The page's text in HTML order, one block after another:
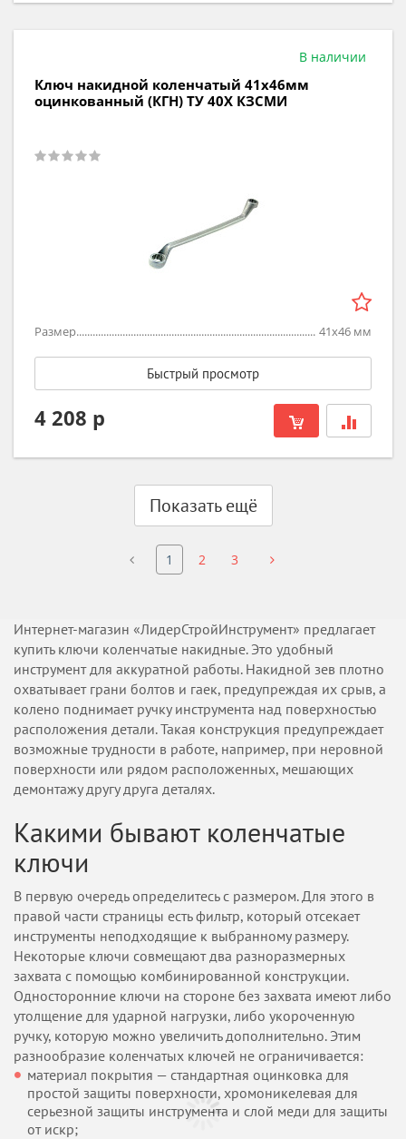
В наличии
Ключ накидной коленчатый 41х46мм
оцинкованный (КГН) ТУ 40Х КЗСМИ
Размер 41х46 мм
Быстрый просмотр
4 208 р
Показать ещё
1 2 3
Интернет-магазин «ЛидерСтройИнструмент» предлагает
купить ключи коленчатые накидные. Это удобный
инструмент для аккуратной работы. Накидной зев плотно
охватывает грани болтов и гаек, предупреждая их срыв, а
колено поднимает ручку инструмента над поверхностью
расположения детали. Такая конструкция предупреждает
возможные трудности в работе, например, при неровной
поверхности или рядом расположенных, мешающих
демонтажу другу друга деталях.
Какими бывают коленчатые
ключи
В первую очередь определитесь с размером. Для этого в
правой части страницы есть фильтр, который отсекает
инструменты неподходящие к выбранному размеру.
Некоторые ключи совмещают два разноразмерных
захвата с помощью комбинированной конструкции.
Односторонние ключи на стороне без захвата имеют либо
утолщение для ударной нагрузки, либо укороченную
ручку, которую можно увеличить дополнительно. Этим
разнообразие коленчатых ключей не ограничивается:
материал покрытия — стандартная оцинковка для
простой защиты поверхности, хромоникелевая для
серьезной защиты инструмента и слой меди для защиты
от искр;